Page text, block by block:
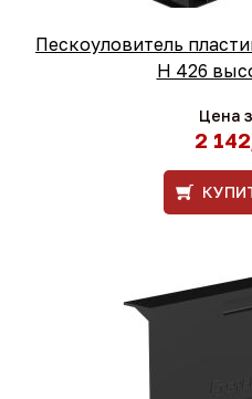
Пескоуловитель
H 426
Цена
2